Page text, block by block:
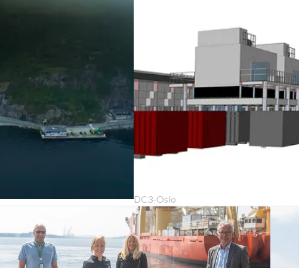
DC3-Oslo